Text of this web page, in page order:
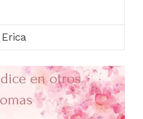
Erica